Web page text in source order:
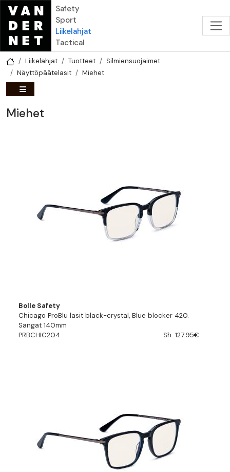
Hyppää pääsisältöön
Safety
Sport
Liikelahjat
Tactical
Liikelahjat Tuotteet
Silmiensuojaimet
Näyttöpäätelasit
Miehet
Miehet
Bolle Safety
Chicago ProBlu lasit black-crystal, Blue blocker 420.
Sangat 140mm
PRBCHIC204
Sh. 127.95€